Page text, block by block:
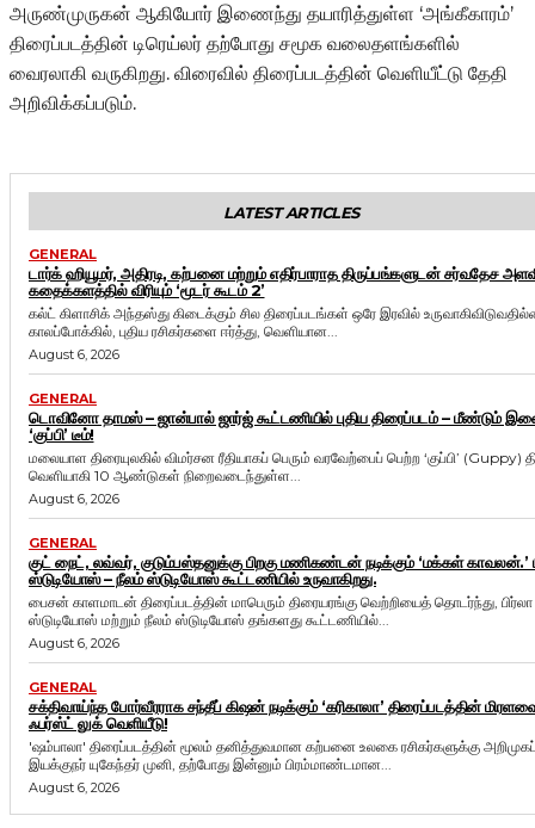
அருண்முருகன் ஆகியோர் இணைந்து தயாரித்துள்ள ‘அங்கீகாரம்’
திரைப்படத்தின் டிரெய்லர் தற்போது சமூக வலைதளங்களில்
வைரலாகி வருகிறது. விரைவில் திரைப்படத்தின் வெளியீட்டு தேதி
அறிவிக்கப்படும்.
LATEST ARTICLES
GENERAL
டார்க் ஹியூமர், அதிரடி, கற்பனை மற்றும் எதிர்பாராத திருப்பங்களுடன் சர்வதேச
கதைக்களத்தில் விரியும் ‘மூடர் கூடம் 2’
கல்ட் கிளாசிக் அந்தஸ்து கிடைக்கும் சில திரைப்படங்கள் ஒரே இரவில்
காலப்போக்கில், புதிய ரசிகர்களை ஈர்த்து, வெளியான...
August 6, 2026
GENERAL
டொவினோ தாமஸ் – ஜான்பால் ஜார்ஜ் கூட்டணியில் புதிய திரைப்படம் – மீண்டும்
‘குப்பி’ டீம்!
மலையாள திரையுலகில் விமர்சன ரீதியாகப் பெரும் வரவேற்பைப் பெற்ற ‘குப்பி’ (Guppy)
வெளியாகி 10 ஆண்டுகள் நிறைவடைந்துள்ள...
August 6, 2026
GENERAL
குட் நைட், லவ்வர், குடும்பஸ்தனுக்கு பிறகு மணிகண்டன் நடிக்கும் ‘மக்கள் காவலன்.’
ஸ்டுடியோஸ் – நீலம் ஸ்டுடியோஸ் கூட்டணியில் உருவாகிறது.
பைசன் காளமாடன் திரைப்படத்தின் மாபெரும் திரையரங்கு வெற்றியைத் தொடர்ந்து, பிர்லா
ஸ்டுடியோஸ் மற்றும் நீலம் ஸ்டுடியோஸ் தங்களது கூட்டணியில்...
August 6, 2026
GENERAL
சக்திவாய்ந்த போர்வீரராக சந்தீப் கிஷன் நடிக்கும் ‘கரிகாலா’ திரைப்படத்தின்
ஃபர்ஸ்ட் லுக் வெளியீடு!
'ஷம்பாலா' திரைப்படத்தின் மூலம் தனித்துவமான கற்பனை உலகை ரசிகர்களுக்கு
இயக்குநர் யுகேந்தர் முனி, தற்போது இன்னும் பிரம்மாண்டமான...
August 6, 2026